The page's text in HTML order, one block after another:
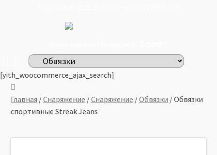
[yith_woocommerce_ajax_search]
Главная /Снаряжение /Снаряжение /Обвязки / Обвязки
спортивные Streak Jeans